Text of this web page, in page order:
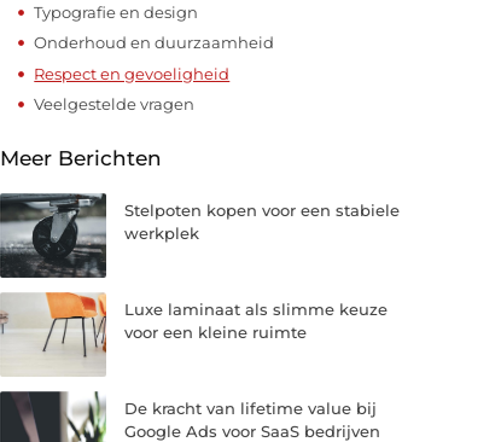
Typografie en design
Onderhoud en duurzaamheid
Respect en gevoeligheid
Veelgestelde vragen
Meer Berichten
Stelpoten kopen voor een stabiele
werkplek
Luxe laminaat als slimme keuze
voor een kleine ruimte
De kracht van lifetime value bij
Google Ads voor SaaS bedrijven